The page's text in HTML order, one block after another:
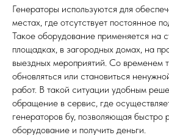
Генераторы используются для
местах, где отсутствует постоянное
Такое оборудование применяется на
площадках, в загородных домах, на
выездных мероприятий. Со временем
обновляться или становиться
работ. В такой ситуации удобным
обращение в сервис, где
генераторов бу, позволяющая быстро
оборудование и получить деньги.